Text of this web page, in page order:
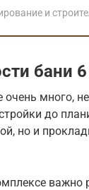
и
бани
очень много,
до
но и
важно